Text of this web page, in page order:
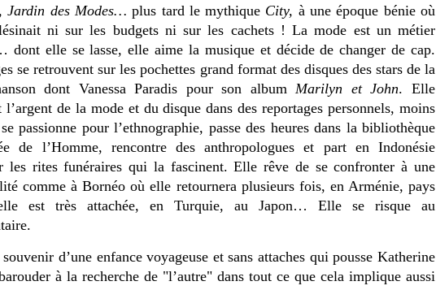
Jardin des Modes…plus tard le mythique City, à une époque bénie où
ni sur les budgets ni sur les cachets ! La mode est un métier
elle se lasse, elle aime la musique et décide de changer de cap.
se retrouvent sur les pochettes grand format des disques des stars de la
dont Vanessa Paradis pour son albumMarilyn et John. Elle
l’argent de la mode et du disque dans des reportages personnels, moins
passionne pour l’ethnographie, passe des heures dans la bibliothèque
de l’Homme, rencontre des anthropologues et part en Indonésie
les rites funéraires qui la fascinent. Elle rêve de se confronter à une
comme à Bornéo où elle retournera plusieurs fois, en Arménie, pays
est très attachée, en Turquie, au Japon… Elle se risque au
d’une enfance voyageuse et sans attaches qui pousse Katherine
à la recherche de "l’autre" dans tout ce que cela implique aussi